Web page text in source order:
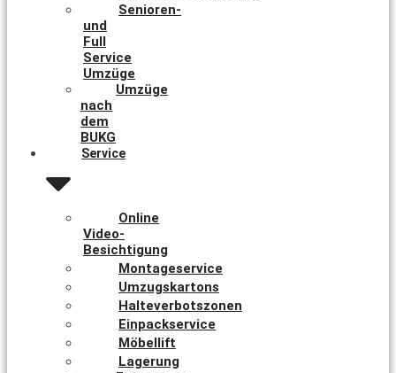
Senioren-
und
Full
Service
Umzüge
Umzüge
nach
dem
BUKG
Service
Online
Video-
Besichtigung
Montageservice
Umzugskartons
Halteverbotszonen
Einpackservice
Möbellift
Lagerung